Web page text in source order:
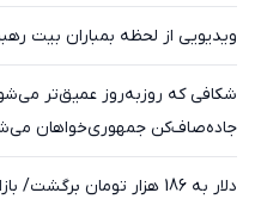
ویدیویی از لحظه بمباران بیت
شکافی که روزبه‌روز عمیق‌تر
جاده‌صاف‌کن جمهوری‌خواهان
دلار به 186 هزار تومان